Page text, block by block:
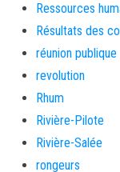
Ressources
Résultats des
réunion publique
revolution
Rhum
Rivière-Pilote
Rivière-Salée
rongeurs